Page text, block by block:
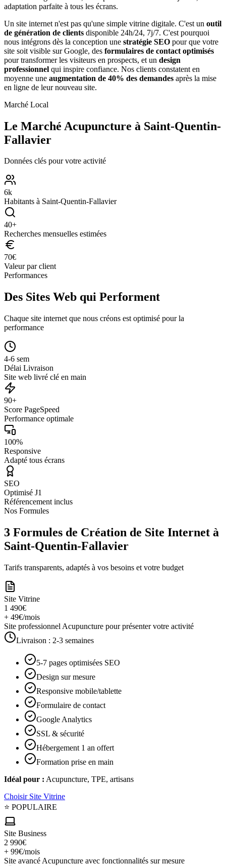
adaptation parfaite à tous les écrans.
Un site internet n'est pas qu'une simple vitrine digitale. C'est un outil
de génération de clients disponible 24h/24, 7j/7. C'est pourquoi
nous intégrons dès la conception une stratégie SEO pour que votre
site soit visible sur Google, des formulaires de contact optimisés
pour transformer les visiteurs en prospects, et un design
professionnel qui inspire confiance. Nos clients constatent en
moyenne une augmentation de 40% des demandes après la mise
en ligne de leur nouveau site.
Marché Local
Le Marché Acupuncture à Saint-Quentin-
Fallavier
Données clés pour votre activité
6k
Habitants à Saint-Quentin-Fallavier
40+
Recherches mensuelles estimées
70€
Valeur par client
Performances
Des Sites Web qui Performent
Chaque site internet que nous créons est optimisé pour la
performance
4-6 sem
Délai Livraison
Site web livré clé en main
90+
Score PageSpeed
Performance optimale
100%
Responsive
Adapté tous écrans
SEO
Optimisé J1
Référencement inclus
Nos Formules
3 Formules de Création de Site Internet à
Saint-Quentin-Fallavier
Tarifs transparents, adaptés à vos besoins et votre budget
Site Vitrine
1 490€
+ 49€/mois
Site professionnel Acupuncture pour présenter votre activité
Livraison : 2-3 semaines
5-7 pages optimisées SEO
Design sur mesure
Responsive mobile/tablette
Formulaire de contact
Google Analytics
SSL & sécurité
Hébergement 1 an offert
Formation prise en main
Idéal pour : Acupuncture, TPE, artisans
Choisir Site Vitrine
⭐ POPULAIRE
Site Business
2 990€
+ 99€/mois
Site avancé Acupuncture avec fonctionnalités sur mesure